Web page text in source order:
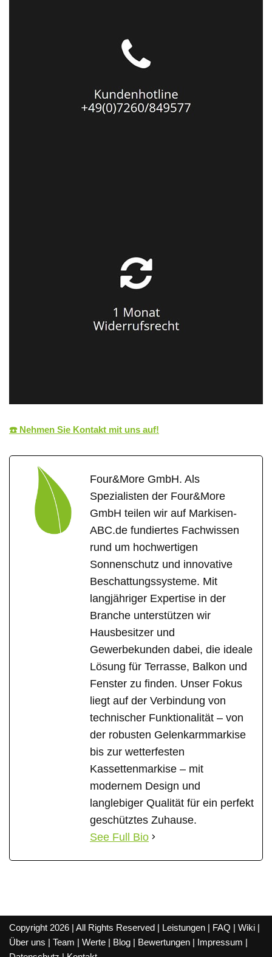
☎️ Nehmen Sie Kontakt mit uns auf!
Four&More GmbH. Als
Spezialisten der Four&More
GmbH teilen wir auf Markisen-
ABC.de fundiertes Fachwissen
rund um hochwertigen
Sonnenschutz und innovative
Beschattungssysteme. Mit
langjähriger Expertise in der
Branche unterstützen wir
Hausbesitzer und
Gewerbekunden dabei, die ideale
Lösung für Terrasse, Balkon und
Fenster zu finden. Unser Fokus
liegt auf der Verbindung von
technischer Funktionalität – von
der robusten Gelenkarmmarkise
bis zur wetterfesten
Kassettenmarkise – mit
modernem Design und
langlebiger Qualität für ein perfekt
geschütztes Zuhause.
See Full Bio
Copyright 2026 | All Rights Reserved | Leistungen | FAQ | Wiki |
Über uns | Team | Werte | Blog | Bewertungen | Impressum |